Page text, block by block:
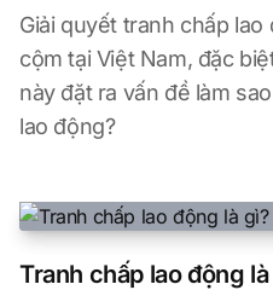
Giải quyết tranh chấp
cộm tại Việt Nam, đặc
này đặt ra vấn đề làm
lao động?
Tranh chấp lao động